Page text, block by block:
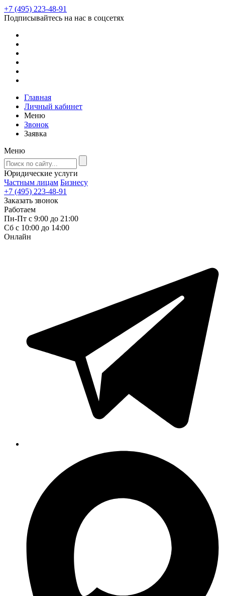
+7 (495) 223-48-91
Подписывайтесь на нас в соцсетях
Главная
Личный кабинет
Меню
Звонок
Заявка
Меню
Юридические услуги
Частным лицам Бизнесу
+7 (495) 223-48-91
Заказать звонок
Работаем
Пн-Пт с 9:00 до 21:00
Сб с 10:00 до 14:00
Онлайн